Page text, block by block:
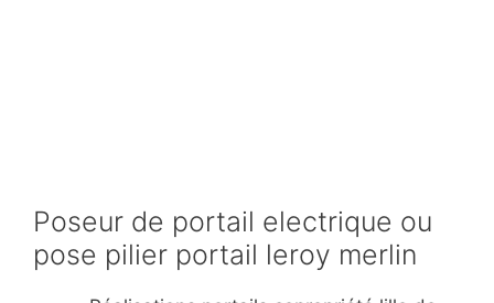
Poseur de portail electrique ou
pose pilier portail leroy merlin